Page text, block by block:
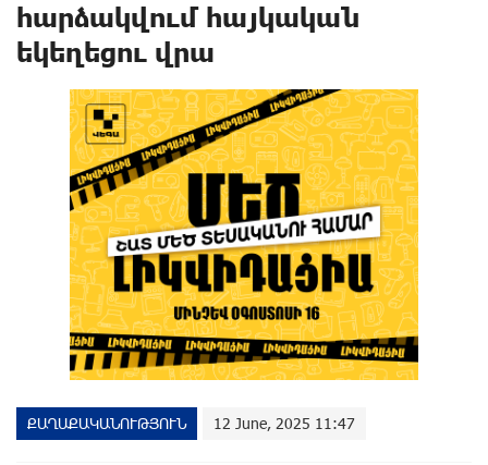
հարձակվում հայկական
եկեղեցու վրա
ՔԱՂԱՔԱԿԱՆՈՒԹՅՈՒՆ 12 June, 2025 11:47